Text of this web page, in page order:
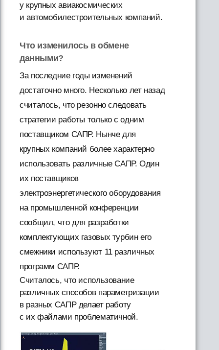
у крупных авиакосмических
и автомобилестроительных компаний.
Что изменилось в обмене
данными?
За последние годы изменений
достаточно много. Несколько лет назад
считалось, что резонно следовать
стратегии работы только с одним
поставщиком САПР. Нынче для
крупных компаний более характерно
использовать различные САПР. Один
их поставщиков
электроэнергетического оборудования
на промышленной конференции
сообщил, что для разработки
комплектующих газовых турбин его
смежники используют 11 различных
программ САПР.
Считалось, что использование
различных способов параметризации
в разных САПР делает работу
с их файлами проблематичной.